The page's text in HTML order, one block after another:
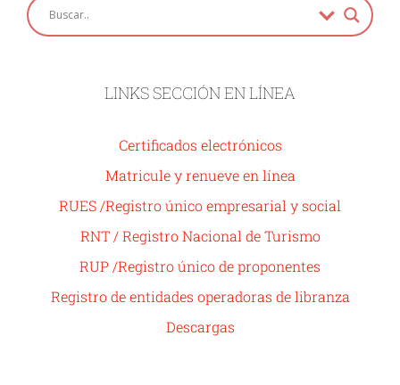
LINKS SECCIÓN EN LÍNEA
Certificados electrónicos
Matricule y renueve en línea
RUES /Registro único empresarial y social
RNT / Registro Nacional de Turismo
RUP /Registro único de proponentes
Registro de entidades operadoras de libranza
Descargas